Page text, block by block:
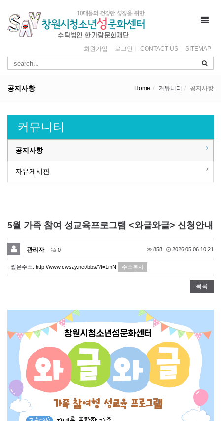
회원가입 로그인 CONTACT US SITEMAP
공지사항 Home 커뮤니티 공지사항
커뮤니티
공지사항
자유게시판
5월 가족 참여 성교육프로그램 <와글와글> 신청안내
관리자 0 858 2026.05.06 10:21
- 짧은주소: http://www.cwsay.net/bbs/?t=1mN 주소복사
목록